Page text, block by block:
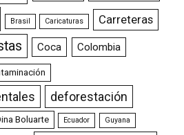
Brasil Caricaturas Carreteras
Coca Colombia
deforestación
Boluarte Ecuador Guyana